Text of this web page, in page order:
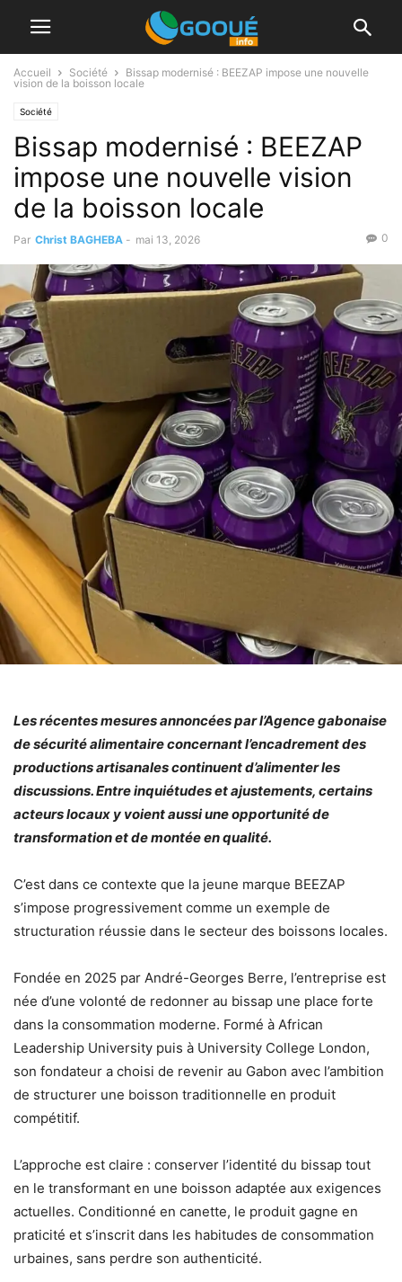
Accueil Société
Bissap modernisé : BEEZAP impose une nouvelle
vision de la boisson locale
Société
Bissap modernisé : BEEZAP
impose une nouvelle vision
de la boisson locale
Par Christ BAGHEBA - mai 13, 2026 0
Les récentes mesures annoncées par l’Agence gabonaise
de sécurité alimentaire concernant l’encadrement des
productions artisanales continuent d’alimenter les
discussions. Entre inquiétudes et ajustements, certains
acteurs locaux y voient aussi une opportunité de
transformation et de montée en qualité.
C’est dans ce contexte que la jeune marque BEEZAP
s’impose progressivement comme un exemple de
structuration réussie dans le secteur des boissons locales.
Fondée en 2025 par André-Georges Berre, l’entreprise est
née d’une volonté de redonner au bissap une place forte
dans la consommation moderne. Formé à African
Leadership University puis à University College London,
son fondateur a choisi de revenir au Gabon avec l’ambition
de structurer une boisson traditionnelle en produit
compétitif.
L’approche est claire : conserver l’identité du bissap tout
en le transformant en une boisson adaptée aux exigences
actuelles. Conditionné en canette, le produit gagne en
praticité et s’inscrit dans les habitudes de consommation
urbaines, sans perdre son authenticité.